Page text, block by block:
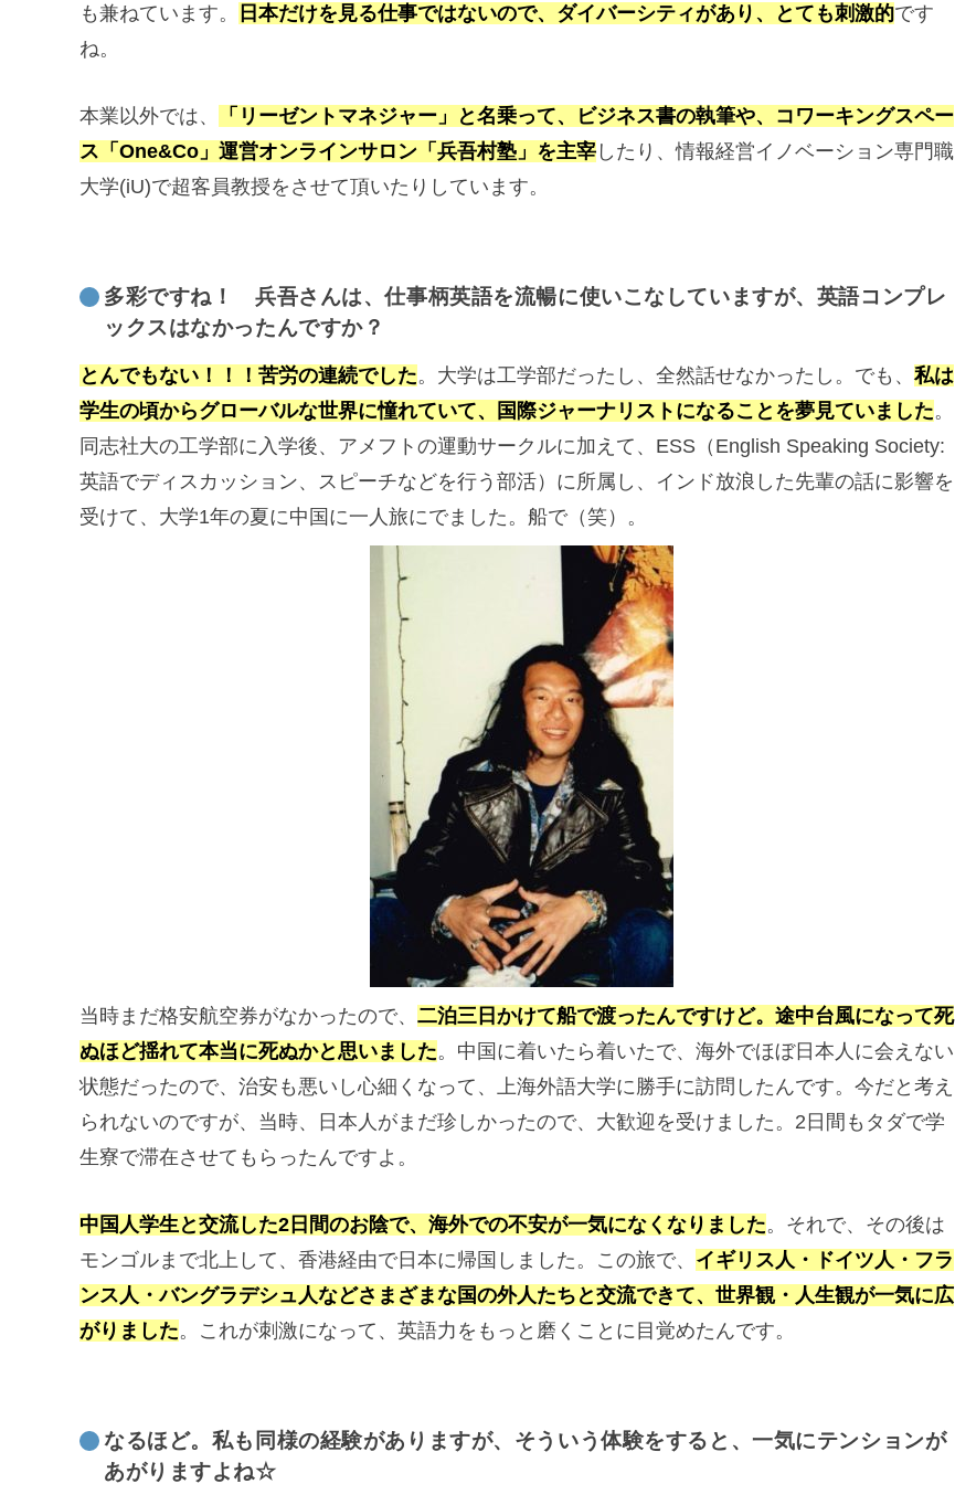
も兼ねています。
日本だけを見る仕事ではないので、ダイバーシティがあり、とても刺激的です
ね。
本業以外では、
「リーゼントマネジャー」と名乗って、ビジネス書の執筆や、コワーキングスペー
ス「One&Co」運営オンラインサロン「兵吾村塾」を主宰 したり、情報経営イノベーション専門職
大学(iU)で超客員教授をさせて頂いたりしています。
多彩ですね！ 兵吾さんは、仕事柄英語を流暢に使いこなしていますが、英語コンプレ
ックスはなかったんですか？
とんでもない！！！苦労の連続でした。大学は工学部だったし、全然話せなかったし。でも、 私は
学生の頃からグローバルな世界に憧れていて、国際ジャーナリストになることを夢見ていました。
同志社大の工学部に入学後、アメフトの運動サークルに加えて、ESS（English Speaking Society:
英語でディスカッション、スピーチなどを行う部活）に所属し、インド放浪した先輩の話に影響を
受けて、大学1年の夏に中国に一人旅にでました。船で（笑）。
当時まだ格安航空券がなかったので、 二泊三日かけて船で渡ったんですけど。途中台風になって死
ぬほど揺れて本当に死ぬかと思いました。中国に着いたら着いたで、海外でほぼ日本人に会えない
状態だったので、治安も悪いし心細くなって、上海外語大学に勝手に訪問したんです。今だと考え
られないのですが、当時、日本人がまだ珍しかったので、大歓迎を受けました。2日間もタダで学
生寮で滞在させてもらったんですよ。
中国人学生と交流した2日間のお陰で、海外での不安が一気になくなりました。それで、その後は
モンゴルまで北上して、香港経由で日本に帰国しました。この旅で、 イギリス人・ドイツ人・フラ
ンス人・バングラデシュ人などさまざまな国の外人たちと交流できて、世界観・人生観が一気に広
がりました。これが刺激になって、英語力をもっと磨くことに目覚めたんです。
なるほど。私も同様の経験がありますが、そういう体験をすると、一気にテンションが
あがりますよね☆